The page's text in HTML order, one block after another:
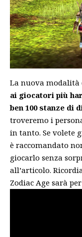
La nuova modalità
ai giocatori più
ben 100 stanze di
troveremo i
in tanto. Se volete
è raccomandato
giocarlo senza
all’articolo.
Zodiac Age sarà